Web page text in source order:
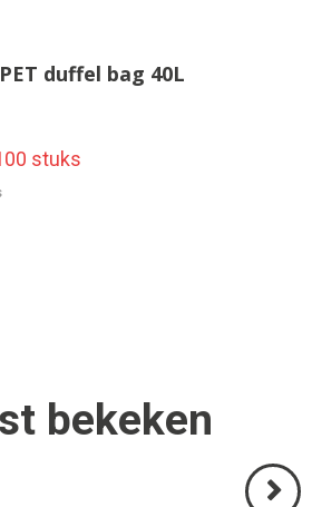
duffel bag 40L
stuks
bekeken